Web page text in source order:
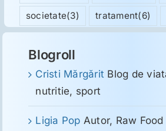
societate(3) tratament(6)
Blogroll
Cristi Mărgărit Blog de
nutritie, sport
Ligia Pop Autor, Raw